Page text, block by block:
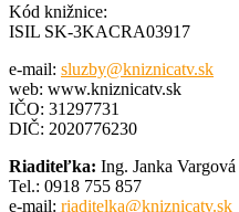
Kód knižnice:
ISIL SK-3KACRA03917
e-mail: sluzby@kniznicatv.sk
web: www.kniznicatv.sk
IČO: 31297731
DIČ: 2020776230
Riaditeľka: Ing. Janka Vargová
Tel.: 0918 755 857
e-mail: riaditelka@kniznicatv.sk